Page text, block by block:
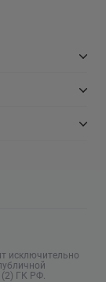
исключительно
ГК РФ.